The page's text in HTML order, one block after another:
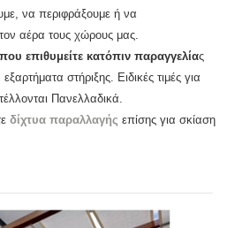
να περιφράξουμε ή να
αέρα τους χώρους μας.
επιθυμείτε κατόπιν παραγγελίας
στήριξης. Ειδικές τιμές για
Πανελλαδικά.
δίχτυα παραλλαγής επίσης για σκίαση